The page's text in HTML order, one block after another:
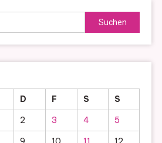
Suchen
nach:
D F S
S
2 3 4
5